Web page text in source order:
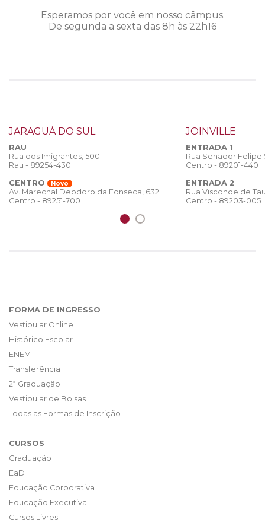
Esperamos por você em nosso câmpus.
De segunda a sexta das 8h às 22h16
JARAGUÁ DO SUL
RAU
Rua dos Imigrantes, 500
Rau - 89254-430
CENTRO
Novo
Av. Marechal Deodoro da Fonseca, 632
Centro - 89251-700
JOINVILLE
ENTRADA 1
Rua Senador
Centro - 89201-440
ENTRADA 2
Rua Visconde de
Centro - 89203-005
FORMA DE INGRESSO
Vestibular Online
Histórico Escolar
ENEM
Transferência
2ª Graduação
Vestibular de Bolsas
Todas as Formas de Inscrição
CURSOS
Graduação
EaD
Educação Corporativa
Educação Executiva
Cursos Livres